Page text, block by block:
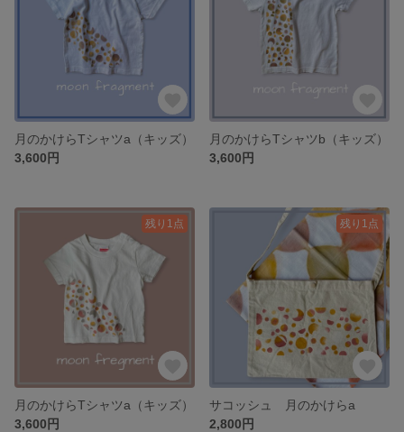
月のかけらTシャツa（キッズ）
3,600円
月のかけらTシャツb（キッズ）
3,600円
残り1点
月のかけらTシャツa（キッズ）
3,600円
残り1点
サコッシュ 月のかけらa
2,800円